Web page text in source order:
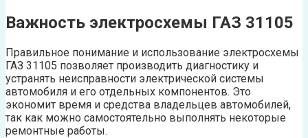
Важность электросхемы ГАЗ 31105
Правильное понимание и использование электросхемы
ГАЗ 31105 позволяет производить диагностику и
устранять неисправности электрической системы
автомобиля и его отдельных компонентов. Это
экономит время и средства владельцев автомобилей,
так как можно самостоятельно выполнять некоторые
ремонтные работы.